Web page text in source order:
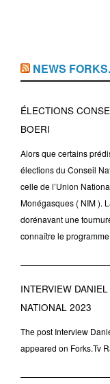
NEWS
ÉLECTIONS
BOERI
Alors que certains
élections du Conseil
celle de l’Union
Monégasques ( NIM ).
dorénavant une
connaître le
INTERVIEW
NATIONAL 2023
The post Interview
appeared on Forks.Tv